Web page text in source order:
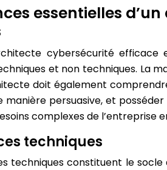
essentielles
cybersécurité
et non techniques. La
doit également
persuasive, et
complexes de l’entreprise
techniques
techniques constituent le